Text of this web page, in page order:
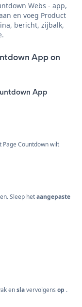
Webs - app,
en voeg Product
bericht, zijbalk,
App on
App
Page Countdown wilt
Sleep hetaangepaste
enslavervolgens op .